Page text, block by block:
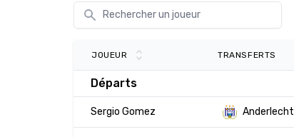
JOUEUR TRANSFERTS
Départs
Sergio Gomez Anderlecht